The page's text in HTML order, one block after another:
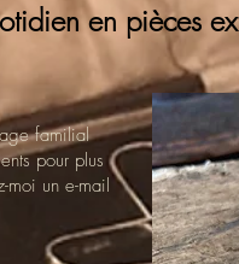
en pièces
familial
pour plus
moi un e-mail